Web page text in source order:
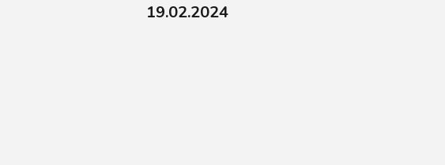
19.02.2024